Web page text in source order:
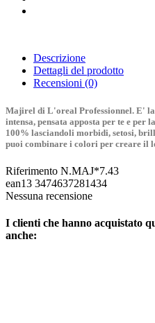
Descrizione
Dettagli del prodotto
Recensioni (0)
Majirel di L'oreal Professionnel. E'
intensa, pensata apposta per te e
100% lasciandoli morbidi, setosi,
puoi combinare i colori per creare il
Riferimento N.MAJ*7.43
ean13 3474637281434
Nessuna recensione
I clienti che hanno acquistato
anche: